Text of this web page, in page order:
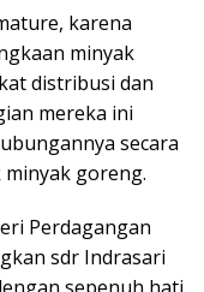
karena
minyak
distribusi dan
mereka ini
secara
goreng.
Perdagangan
sdr Indrasari